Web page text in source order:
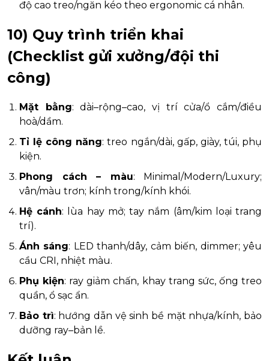
độ cao treo/ngăn kéo theo ergonomic cá nhân.
10) Quy trình triển khai
(Checklist gửi xưởng/đội thi
công)
Mặt bằng: dài–rộng–cao, vị trí cửa/ổ cắm/điều
hoà/dầm.
Tỉ lệ công năng: treo ngắn/dài, gấp, giày, túi, phụ
kiện.
Phong cách – màu: Minimal/Modern/Luxury;
vân/màu trơn; kính trong/kính khói.
Hệ cánh: lùa hay mở; tay nắm (âm/kim loại trang
trí).
Ánh sáng: LED thanh/dây, cảm biến, dimmer; yêu
cầu CRI, nhiệt màu.
Phụ kiện: ray giảm chấn, khay trang sức, ống treo
quần, ổ sạc ẩn.
Bảo trì: hướng dẫn vệ sinh bề mặt nhựa/kính, bảo
dưỡng ray–bản lề.